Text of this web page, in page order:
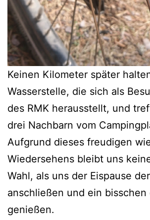
Keinen Kilometer später
Wasserstelle, die sich als
des RMK herausstellt, und
drei Nachbarn vom
Aufgrund dieses freudigen
Wiedersehens bleibt uns
Wahl, als uns der Eispause
anschließen und ein bisschen
genießen.